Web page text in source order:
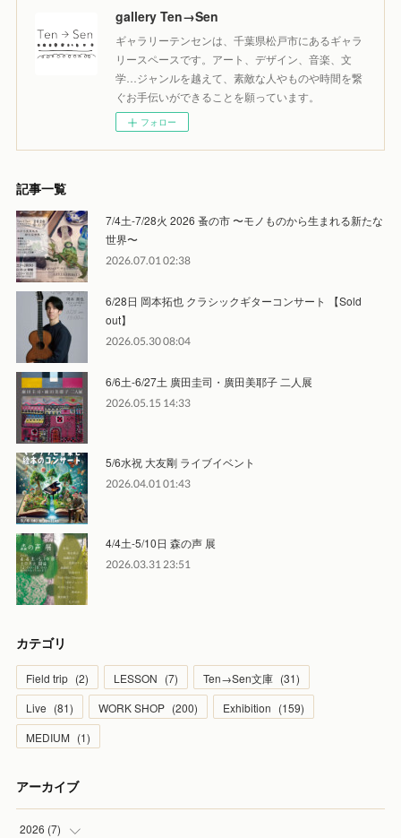
gallery Ten→Sen
ギャラリーテンセンは、千葉県松戸市にあるギャラ
リースペースです。アート、デザイン、音楽、文
学…ジャンルを越えて、素敵な人やものや時間を繋
ぐお手伝いができることを願っています。
フォロー
記事一覧
7/4土-7/28火 2026 蚤の市 〜モノものから生まれる新たな
世界〜
2026.07.01 02:38
6/28日 岡本拓也 クラシックギターコンサート 【Sold
out】
2026.05.30 08:04
6/6土-6/27土 廣田圭司・廣田美耶子 二人展
2026.05.15 14:33
5/6水祝 大友剛 ライブイベント
2026.04.01 01:43
4/4土-5/10日 森の声 展
2026.03.31 23:51
カテゴリ
Field trip (2) LESSON (7) Ten→Sen文庫 (31)
Live (81) WORK SHOP (200) Exhibition (159)
MEDIUM (1)
アーカイブ
2026 (7)